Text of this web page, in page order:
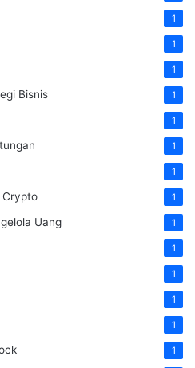
1
1
1
Bisnis 1
1
1
1
Crypto 1
Uang 1
1
1
1
1
1